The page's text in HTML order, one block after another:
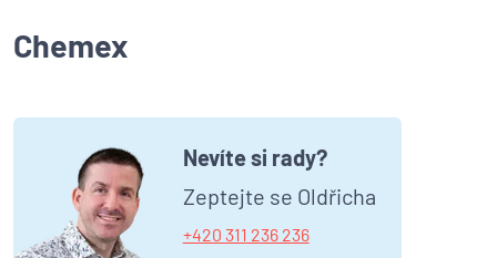
Chemex
Nevíte si rady?
Zeptejte se Oldřicha
+420 311 236 236